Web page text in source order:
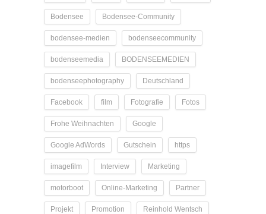
Bodensee Bodensee-Community
bodensee-medien bodenseecommunity
bodenseemedia BODENSEEMEDIEN
bodenseephotography Deutschland
Facebook film Fotografie Fotos
Frohe Weihnachten Google
Google AdWords Gutschein https
imagefilm Interview Marketing
motorboot Online-Marketing Partner
Projekt Promotion Reinhold Wentsch